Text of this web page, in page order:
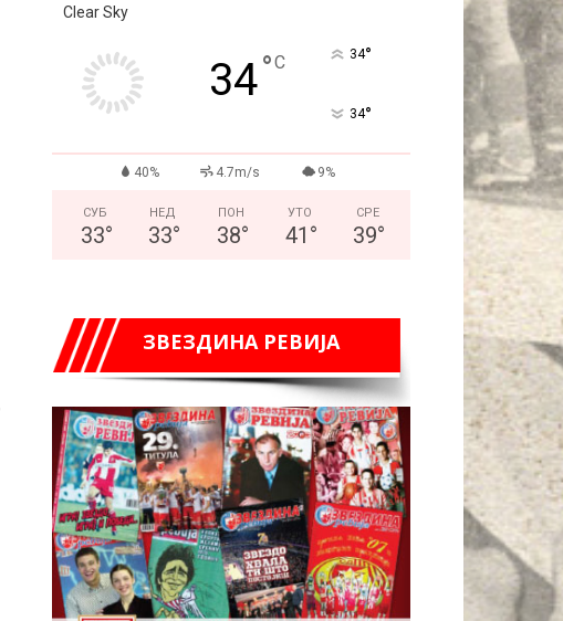
Clear Sky
34°C 34°
34°
40% 4.7m/s 9%
СУБ
33°
НЕД
33°
ПОН
38°
УТО
41 °
СРЕ
39°
ЗВЕЗДИНА РЕВИЈА